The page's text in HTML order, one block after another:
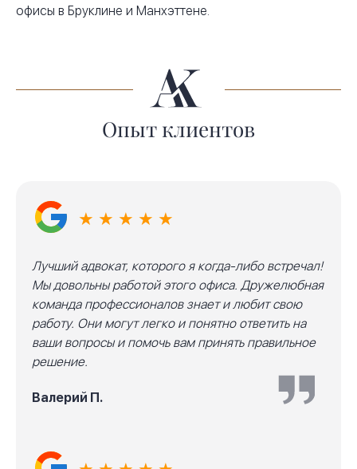
офисы в Бруклине и Манхэттене.
Опыт клиентов
★ ★ ★ ★ ★
Лучший адвокат, которого я когда-либо встречал!
Мы довольны работой этого офиса. Дружелюбная
команда профессионалов знает и любит свою
работу. Они могут легко и понятно ответить на
ваши вопросы и помочь вам принять правильное
решение.
Валерий П.